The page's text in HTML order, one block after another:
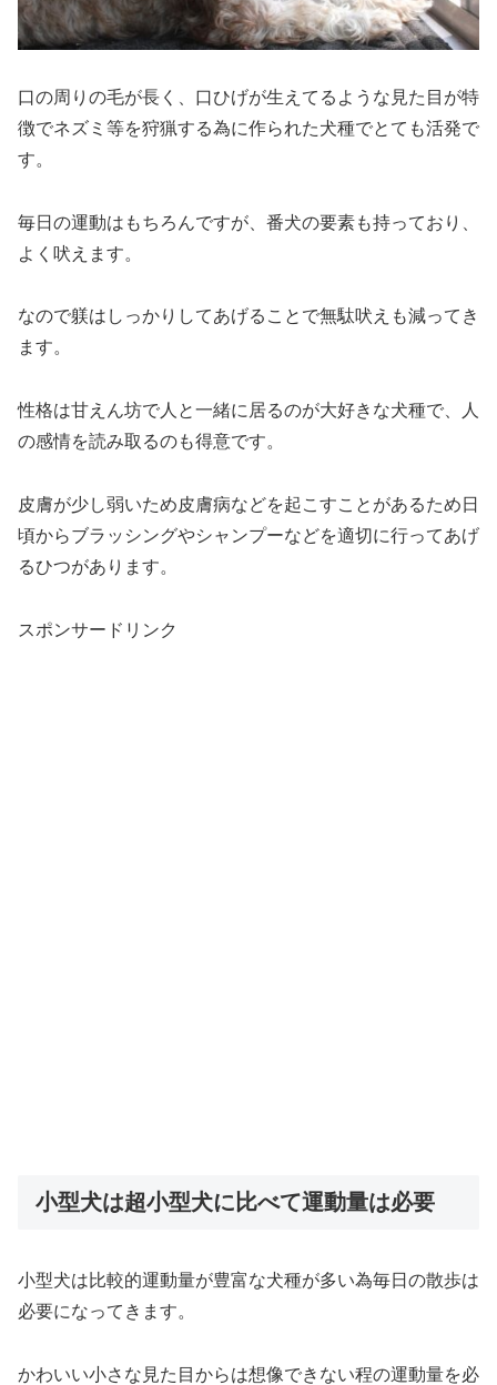
口の周りの毛が長く、口ひげが生えてるような見た目が特
徴でネズミ等を狩猟する為に作られた犬種でとても活発で
す。
毎日の運動はもちろんですが、番犬の要素も持っており、
よく吠えます。
なので躾はしっかりしてあげることで無駄吠えも減ってき
ます。
性格は甘えん坊で人と一緒に居るのが大好きな犬種で、人
の感情を読み取るのも得意です。
皮膚が少し弱いため皮膚病などを起こすことがあるため日
頃からブラッシングやシャンプーなどを適切に行ってあげ
るひつがあります。
スポンサードリンク
小型犬は超小型犬に比べて運動量は必要
小型犬は比較的運動量が豊富な犬種が多い為毎日の散歩は
必要になってきます。
かわいい小さな見た目からは想像できない程の運動量を必